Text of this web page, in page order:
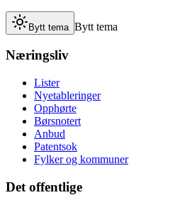
Bytt tema Bytt tema
Næringsliv
Lister
Nyetableringer
Opphørte
Børsnotert
Anbud
Patentsok
Fylker og kommuner
Det offentlige